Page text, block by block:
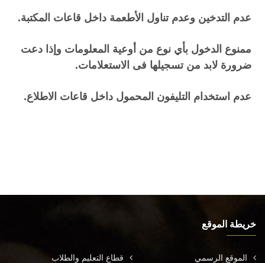
عدم التدخين وعدم تناول الأطعمة داخل قاعات المكتبة.
ممنوع الدخول بأي نوع من أوعية المعلومات وإذا دعت
ضرورة لابد من تسجيلها فى الاستعلامات.
عدم استخدام التليفون المحمول داخل قاعات الاطلاع.
خريطة الموقع
الموقع الرسمي قطاع التعليم والطلاب